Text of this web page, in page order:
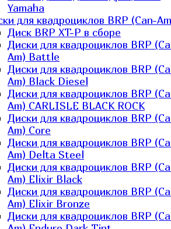
Yamaha
для квадроциклов BRP (Can-
Диск BRP XT-P в сборе
Диски для квадроциклов BRP
Am) Battle
Диски для квадроциклов BRP
Am) Black Diesel
Диски для квадроциклов BRP
Am) CARLISLE BLACK ROCK
Диски для квадроциклов BRP
Am) Core
Диски для квадроциклов BRP
Am) Delta Steel
Диски для квадроциклов BRP
Am) Elixir Black
Диски для квадроциклов BRP
Am) Elixir Bronze
Диски для квадроциклов BRP